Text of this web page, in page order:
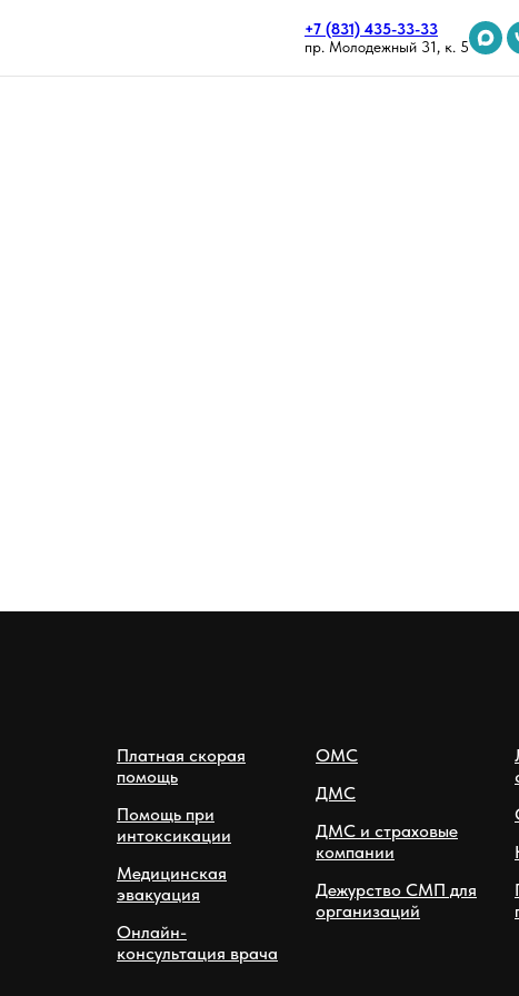
+7 (831) 435-33-33
пр. Молодежный 31, к. 5
Платная скорая
помощь
Помощь при
интоксикации
Медицинская
эвакуация
Онлайн-
консультация врача
ОМС
ДМС
ДМС и страховые
компании
Дежурство СМП для
организаций